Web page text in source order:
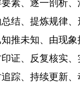
素、逐一剖析
结、提炼规律
推未知、由现
证、反复核实
踪、持续更新